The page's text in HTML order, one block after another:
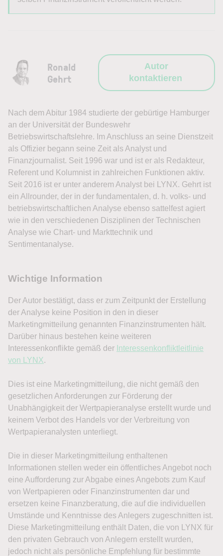
Ronald
Gehrt
Autor
kontaktieren
Nach dem Abitur 1984 studierte der gebürtige Hamburger
an der Universität der Bundeswehr
Betriebswirtschaftslehre. Im Anschluss an seine Dienstzeit
als Offizier begann seine Zeit als Analyst und
Finanzjournalist. Seit 1996 war und ist er als Redakteur,
Referent und Kolumnist in zahlreichen Funktionen aktiv.
Seit 2016 ist er unter anderem Analyst bei LYNX. Gehrt ist
ein Allrounder, der in der fundamentalen, d. h. volks- und
betriebswirtschaftlichen Analyse ebenso sattelfest agiert
wie in den verschiedenen Disziplinen der Technischen
Analyse wie Chart- und Markttechnik und
Sentimentanalyse.